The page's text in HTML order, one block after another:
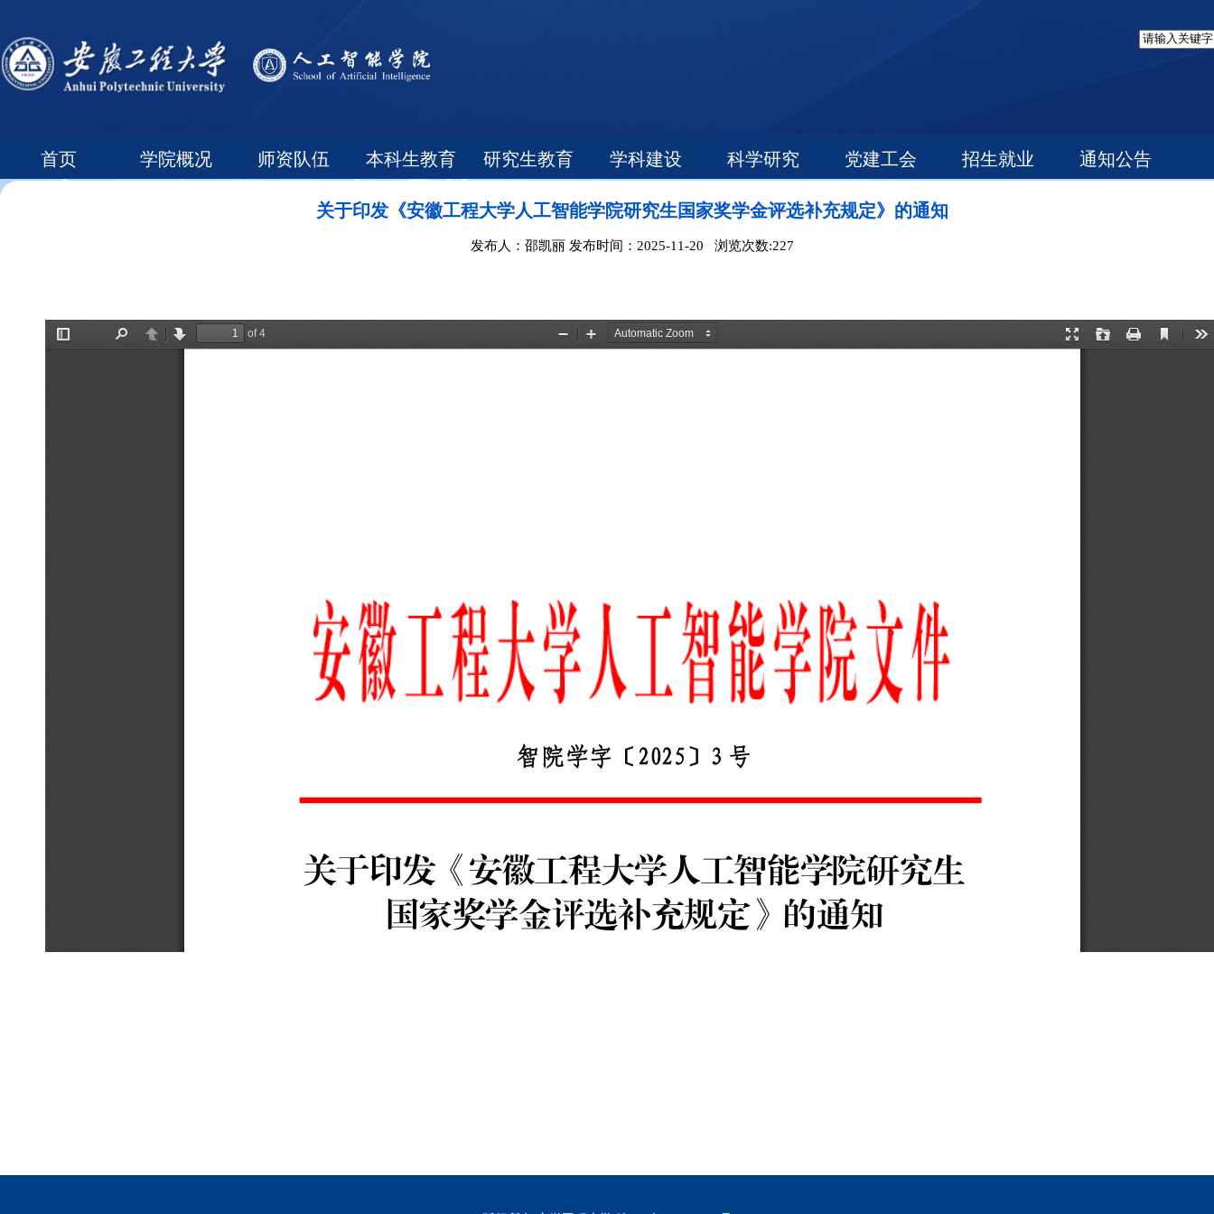
首页 学院概况 师资队伍 本科生教育 研究生教育 学科建设 科学研究 党建工会 招生就业 通知公告
关于印发《安徽工程大学人工智能学院研究生国家奖学金评选补充规定》的通知
发布人：邵凯丽 发布时间：2025-11-20 浏览次数:227